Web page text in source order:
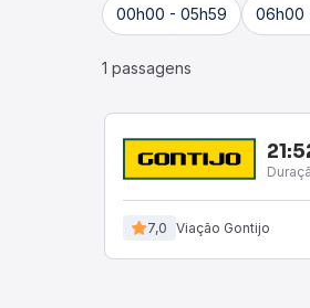
00h00 - 05h59 06h00
1 passagens
7,0 Viação Gontijo